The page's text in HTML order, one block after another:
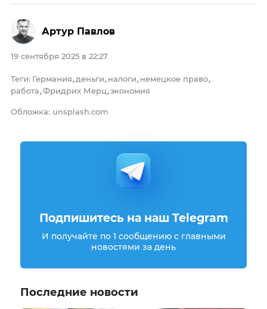
19 сентября 2025 в 22:27
Теги: Германия, деньги, налоги, немецкое право,
работа,Фридрих Мерц,экономия
Обложка: unsplash.com
Артур Павлов
Подпишитесь на наш Telegram
И получайте по 1 сообщению с главными
новостями за день
Последние новости